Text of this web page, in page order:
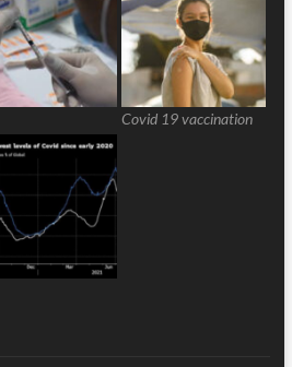
Covid 19 vaccination